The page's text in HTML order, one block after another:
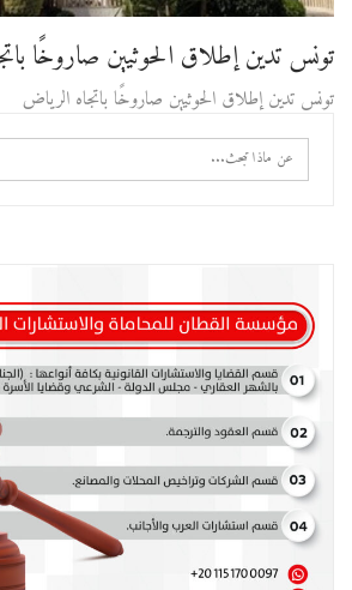
تونس تدين إطلاق الحوثيين صاروخًا
تونس تدين إطلاق الحوثيين صاروخًا باتجاه الرياض